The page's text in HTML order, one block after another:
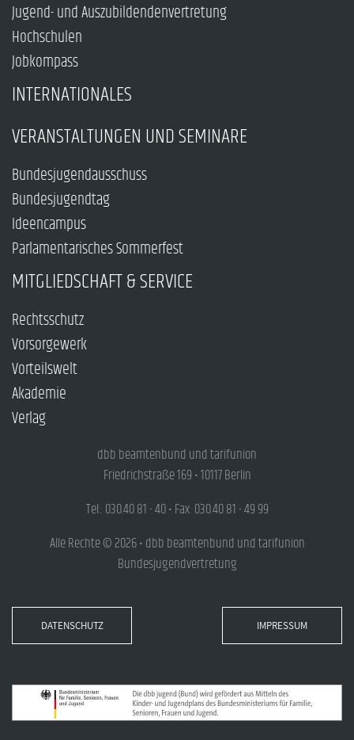
Jugend- und Auszubildendenvertretung
Hochschulen
Jobkompass
INTERNATIONALES
VERANSTALTUNGEN UND SEMINARE
Bundesjugendausschuss
Bundesjugendtag
Ideencampus
Parlamentarisches Sommerfest
MITGLIEDSCHAFT & SERVICE
Rechtsschutz
Vorsorgewerk
Vorteilswelt
Akademie
Verlag
dbb beamtenbund und tarifunion
Friedrichstraße 169 • 10117 Berlin
Tel.: 030.40 81 - 40 • Fax: 030.40 81 - 49 99
Alle Rechte © 2026 • dbb beamtenbund und tarifunion
Bundesjugendvertretung
DATENSCHUTZ IMPRESSUM